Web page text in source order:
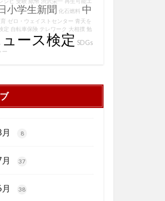
小学生新聞 化石燃料 中
ゼロ・ウェイストセンター 青天を
定 自転車保険 テレワーク 大相撲 勉
ース検定 SDGs
ー
8
37
38